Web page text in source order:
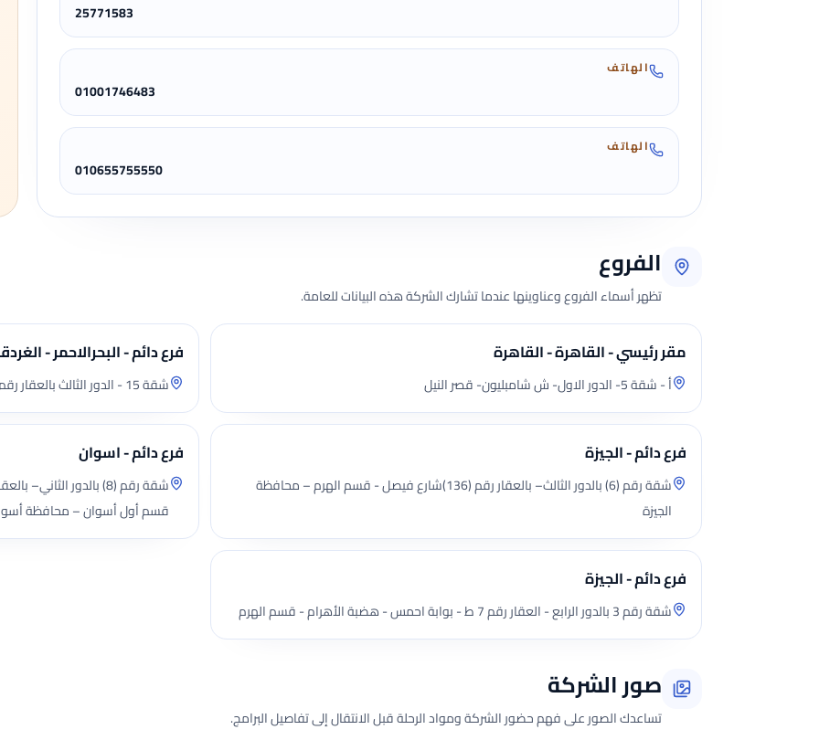
25771583
الهاتف
01001746483
الهاتف
010655755550
الفروع
تظهر أسماء الفروع وعناوينها عندما تشارك الشركة هذه البيانات للعامة.
مقر رئيسي - القاهرة - القاهرة
أ - شقة 5- الدور الاول- ش شامبليون- قصر النيل
فرع دائم - البحرالاحمر -
شقة 15 - الدور الثالث بالعقار رقم 13ش طريق المطار - الكوثر الجديد - الغردقة
فرع دائم - الجيزة
شقة رقم (6) بالدور الثالث– بالعقار رقم (136)شارع فيصل - قسم الهرم – محافظة
الجيزة
فرع دائم - اسوان
قسم أول أسوان – محافظة
فرع دائم - الجيزة
شقة رقم 3 بالدور الرابع - العقار رقم 7 ط - بوابة احمس - هضبة الأهرام - قسم الهرم
صور الشركة
تساعدك الصور على فهم حضور الشركة ومواد الرحلة قبل الانتقال إلى تفاصيل البرامج.